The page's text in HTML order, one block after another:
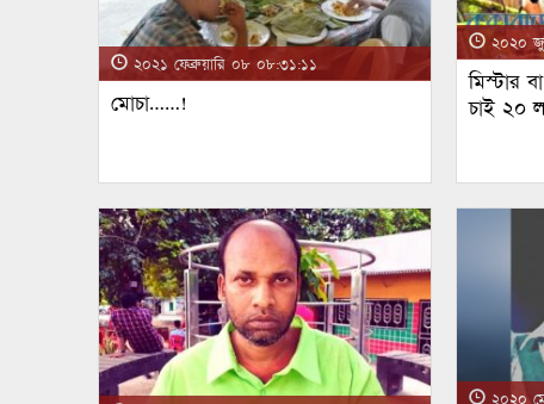
২০২১ ফেব্রুয়ারি ০৮ ০৮:৩১:১১
মোচা……!
২০২০
মিস্টার
চাই ২০
২০২০